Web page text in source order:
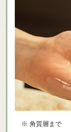
※ 角質層まで